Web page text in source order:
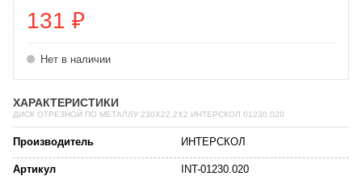
131 ₽
Нет в наличии
ХАРАКТЕРИСТИКИ
ДИСК ОТРЕЗНОЙ ПО МЕТАЛЛУ 230X22,2X2 ИНТЕРСКОЛ 01230.020
Производитель ИНТЕРСКОЛ
Артикул INT-01230.020